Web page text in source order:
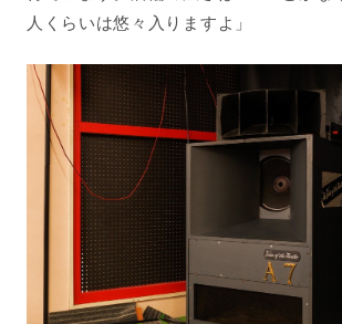
人くらいは悠々入りますよ」